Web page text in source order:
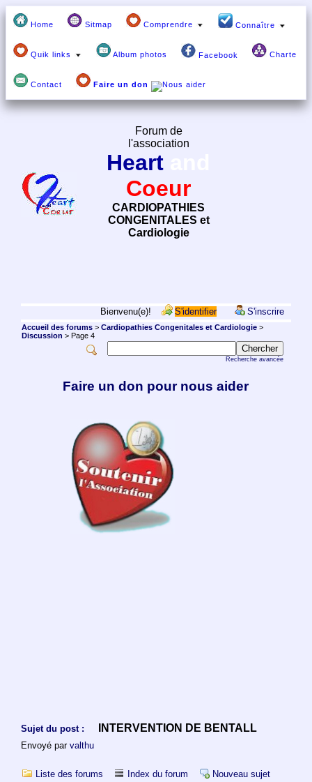
Home Sitmap Comprendre Connaître
Quik links Album photos Facebook Charte
Contact Faire un don
Forum de
l'association
Heart
Coeur
CARDIOPATHIES
CONGENITALES et
Cardiologie
Bienvenu(e)! S'identifier S'inscrire
Accueil des forums> Cardiopathies Congenitales et Cardiologie>
Discussion > Page 4
Recherche avancée
Faire un don pour nous aider
Sujet du post : INTERVENTION DE BENTALL
Envoyé par valthu
Liste des forums Index du forum
Nouveau sujet